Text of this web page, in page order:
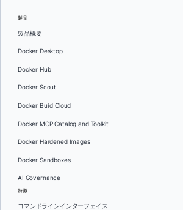
製品
製品概要
Docker Desktop
Docker Hub
Docker Scout
Docker Build Cloud
Docker MCP Catalog and Toolkit
Docker Hardened Images
Docker Sandboxes
AI Governance
特徴
コマンドラインインターフェイス